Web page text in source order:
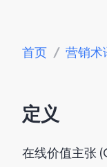
首页 / 营销术
定义
在线价值主张